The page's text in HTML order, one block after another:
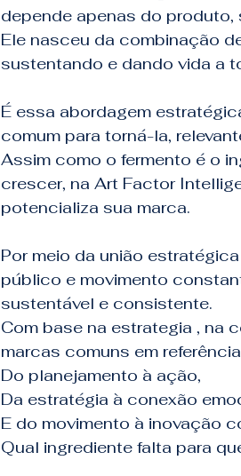
depende apenas do
Ele nasceu da combinação
sustentando e dando vida a
É essa abordagem
comum para torná-la,
Assim como o fermento é o
crescer, na Art Factor
potencializa sua marca.
Por meio da união
público e movimento
sustentável e consistente.
Com base na estrategia , na
marcas comuns em
Do planejamento à ação,
Da estratégia à conexão
E do movimento à inovação
Qual ingrediente falta para